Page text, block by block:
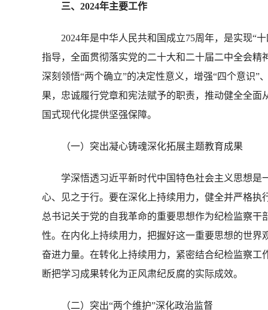
三、2024年主要工作
2024年是中华人民共和国成立75周年，是实现“十
指导，全面贯彻落实党的二十大和二十届二中全会
深刻领悟“两个确立”的决定性意义，增强“四个意识”
果，忠诚履行党章和宪法赋予的职责，推动健全全
国式现代化提供坚强保障。
（一）突出凝心铸魂深化拓展主题教育成果
学深悟透习近平新时代中国特色社会主义思想是
心、见之于行。要在深化上持续用力，健全并严格
总书记关于党的自我革命的重要思想作为纪检监察
性。在内化上持续用力，把握好这一重要思想的世
奋进力量。在转化上持续用力，紧密结合纪检监察
断把学习成果转化为正风肃纪反腐的实际成效。
（二）突出“两个维护”深化政治监督